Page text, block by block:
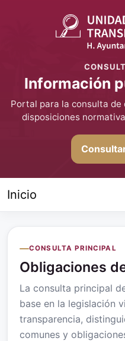
Información
Portal para la consulta
disposiciones
Inicio
CONSULTA PRINCIPAL
Obligaciones
La consulta principal
base en la legislación
transparencia,
comunes y